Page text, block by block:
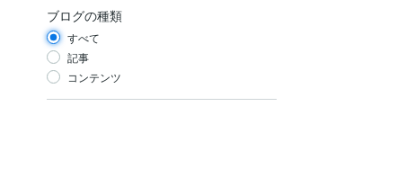
ブログの種類
すべて
記事
コンテンツ